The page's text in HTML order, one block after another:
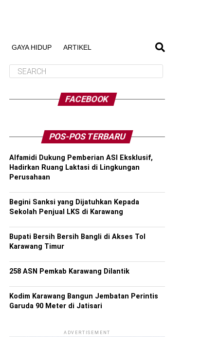
GAYA HIDUP ARTIKEL
FACEBOOK
POS-POS TERBARU
Alfamidi Dukung Pemberian ASI Eksklusif,
Hadirkan Ruang Laktasi di Lingkungan
Perusahaan
Begini Sanksi yang Dijatuhkan Kepada
Sekolah Penjual LKS di Karawang
Bupati Bersih Bersih Bangli di Akses Tol
Karawang Timur
258 ASN Pemkab Karawang Dilantik
Kodim Karawang Bangun Jembatan Perintis
Garuda 90 Meter di Jatisari
ADVERTISEMENT